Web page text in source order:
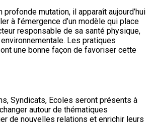
profonde mutation, il apparaît aujourd’hui
à l’émergence d’un modèle qui place
responsable de sa santé physique,
Les pratiques
une bonne façon de favoriser cette
Syndicats, Ecoles seront présents à
autour de thématiques
de nouvelles relations et enrichir leurs